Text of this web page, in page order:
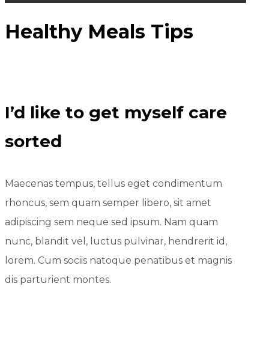
Healthy Meals Tips
I’d like to get myself care
sorted
Maecenas tempus, tellus eget condimentum
rhoncus, sem quam semper libero, sit amet
adipiscing sem neque sed ipsum. Nam quam
nunc, blandit vel, luctus pulvinar, hendrerit id,
lorem. Cum sociis natoque penatibus et magnis
dis parturient montes.